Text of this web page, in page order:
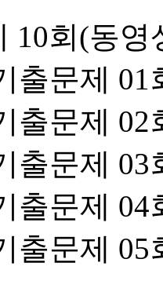
10회(동영
출문제 01
출문제 02
출문제 03
출문제 04
출문제 05